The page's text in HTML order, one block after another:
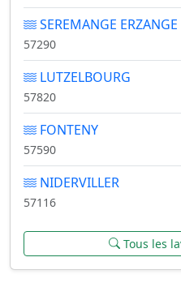
SEREMANGE ERZANGE
57290
LUTZELBOURG
57820
FONTENY
57590
NIDERVILLER
57116
Tous les